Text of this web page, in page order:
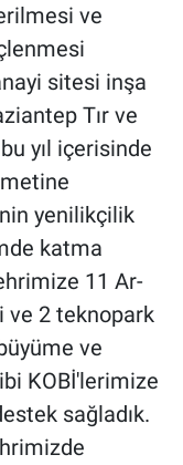
ve
sitesi inşa
Tır ve
yıl içerisinde
yenilikçilik
katma
11 Ar-
ve 2 teknopark
ve
KOBİ'lerimize
sağladık.